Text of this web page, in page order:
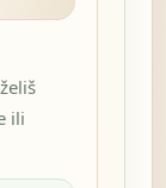
ili